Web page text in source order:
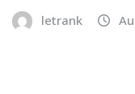
letrank